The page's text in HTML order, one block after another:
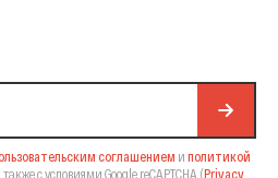
рассылку
соглашением и политикой
также с условиями Google reCAPTCHA (Privacy